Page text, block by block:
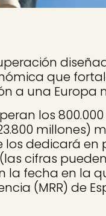
que
a una Europa
los
millones)
los dedicará
cifras
fecha en la
(MRR) de